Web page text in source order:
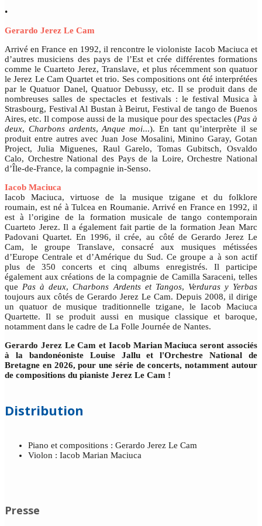
•
Gerardo Jerez Le Cam
Arrivé en France en 1992, il rencontre le violoniste Iacob Maciuca et
d’autres musiciens des pays de l’Est et crée différentes formations
comme le Cuarteto Jerez, Translave, et plus récemment son quatuor
le Jerez Le Cam Quartet et trio. Ses compositions ont été interprétées
par le Quatuor Danel, Quatuor Debussy, etc. Il se produit dans de
nombreuses salles de spectacles et festivals : le festival Musica à
Strasbourg, Festival Al Bustan à Beirut, Festival de tango de Buenos
Aires, etc. Il compose aussi de la musique pour des spectacles (Pas à
deux, Charbons ardents,Anque moi...). En tant qu’interprète il se
produit entre autres avec Juan Jose Mosalini, Minino Garay, Gotan
Project, Julia Miguenes, Raul Garelo, Tomas Gubitsch, Osvaldo
Calo, Orchestre National des Pays de la Loire, Orchestre National
d’Île-de-France, la compagnie in-Senso.
Iacob Maciuca
Iacob Maciuca, virtuose de la musique tzigane et du folklore
roumain, est né à Tulcea en Roumanie. Arrivé en France en 1992, il
est à l’origine de la formation musicale de tango contemporain
Cuarteto Jerez. Il a également fait partie de la formation Jean Marc
Padovani Quartet. En 1996, il crée, au côté de Gerardo Jerez Le
Cam, le groupe Translave, consacré aux musiques métissées
d’Europe Centrale et d’Amérique du Sud. Ce groupe a à son actif
plus de 350 concerts et cinq albums enregistrés. Il participe
également aux créations de la compagnie de Camilla Saraceni, telles
que Pas à deux,Charbons Ardents et Tangos, Verduras y Yerbas
toujours aux côtés de Gerardo Jerez Le Cam. Depuis 2008, il dirige
un quatuor de musique traditionnelle tzigane, le Iacob Maciuca
Quartette. Il se produit aussi en musique classique et baroque,
notamment dans le cadre de La Folle Journée de Nantes.
Gerardo Jerez Le Cam et Iacob Marian Maciuca seront associés
à la bandonéoniste Louise Jallu et l'Orchestre National de
Bretagne en 2026, pour une série de concerts, notamment autour
de compositions du pianiste Jerez Le Cam !
Distribution
Piano et compositions : Gerardo Jerez Le Cam
Violon : Iacob Marian Maciuca
Presse